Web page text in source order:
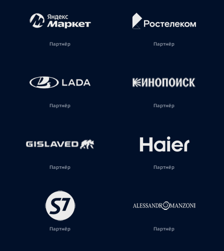
Партнёр Партнёр
Партнёр Партнёр
Партнёр Партнёр
Партнёр Партнёр